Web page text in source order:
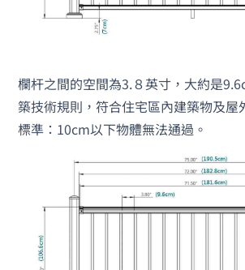
欄杆之間的空間為3.８英寸，大約是
築技術規則，符合住宅區內建築物及屋
標準：10cm以下物體無法通過。